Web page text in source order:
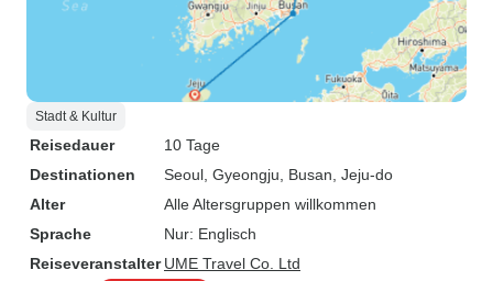
Stadt & Kultur
Reisedauer
10 Tage
Destinationen
Seoul , Gyeongju , Busan , Jeju-do
Alter
Alle Altersgruppen willkommen
Sprache
Nur: Englisch
Reiseveranstalter UME Travel Co. Ltd